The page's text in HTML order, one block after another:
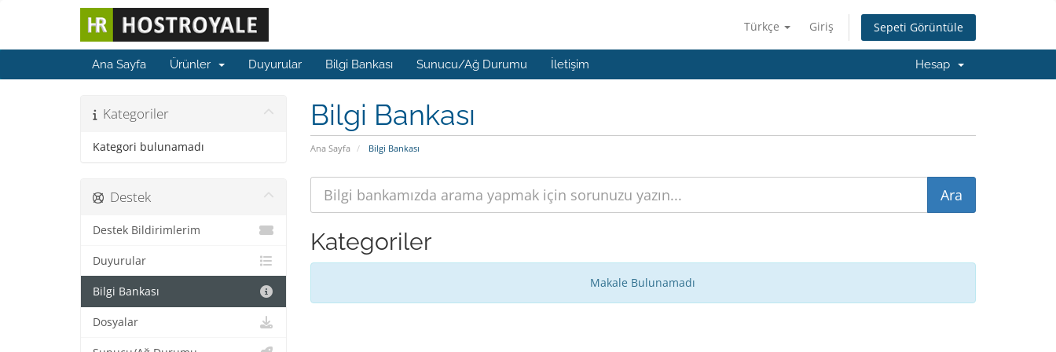
Türkçe Giriş Sepeti Görüntüle
Ana Sayfa Ürünler Duyurular Bilgi Bankası Sunucu/Ağ Durumu İletişim Hesap
Bilgi Bankası
Ana Sayfa Bilgi Bankası
Kategoriler
Kategori bulunamadı
Kategoriler
Makale Bulunamadı
Destek
Destek Bildirimlerim
Duyurular
Bilgi Bankası
Dosyalar